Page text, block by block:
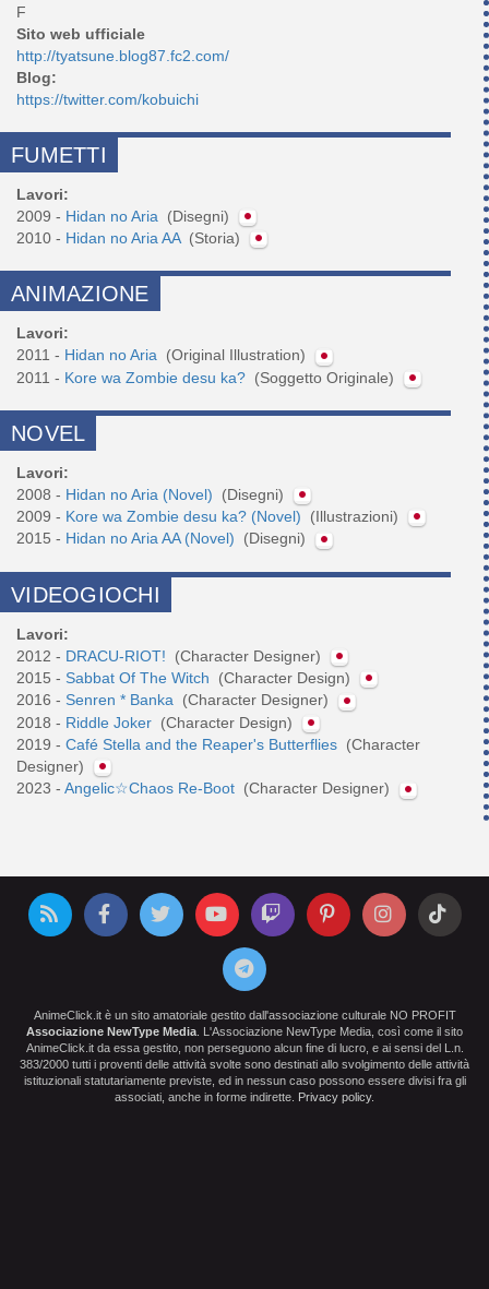
F
Sito web ufficiale
http://tyatsune.blog87.fc2.com/
Blog:
https://twitter.com/kobuichi
FUMETTI
Lavori:
2009 - Hidan no Aria
(Disegni)
2010 - Hidan no Aria AA (Storia)
ANIMAZIONE
Lavori:
2011 - Hidan no Aria (Original Illustration)
2011 - Kore wa Zombie desu ka? (Soggetto Originale)
NOVEL
Lavori:
2008 - Hidan no Aria (Novel)
(Disegni)
2009 - Kore wa Zombie desu ka? (Novel)
(Illustrazioni)
2015 - Hidan no Aria AA (Novel) (Disegni)
VIDEOGIOCHI
Lavori:
2012 - DRACU-RIOT!
(Character Designer)
2015 - Sabbat Of The Witch
(Character Design)
2016 - Senren * Banka (Character Designer)
2018 - Riddle Joker (Character Design)
2019 - Café Stella and the Reaper's Butterflies (Character
Designer)
2023 - Angelic☆Chaos Re-Boot (Character Designer)
AnimeClick.it è un sito amatoriale gestito dall'associazione culturale NO PROFIT
Associazione NewType Media . L'Associazione NewType Media, così come il sito
AnimeClick.it da essa gestito, non perseguono alcun fine di lucro, e ai sensi del L.n.
383/2000 tutti i proventi delle attività svolte sono destinati allo svolgimento delle attività
istituzionali statutariamente previste, ed in nessun caso possono essere divisi fra gli
associati, anche in forme indirette. Privacy policy.